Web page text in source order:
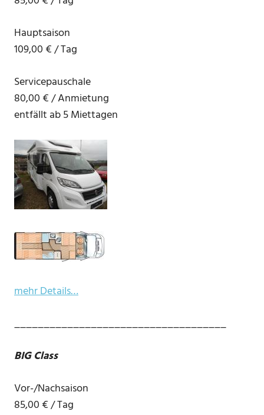
Hauptsaison
109,00 € / Tag
Servicepauschale
80,00 € / Anmietung
entfällt ab 5 Miettagen
mehr Details…
____________________________________
BIG Class
Vor-/Nachsaison
85,00 € / Tag